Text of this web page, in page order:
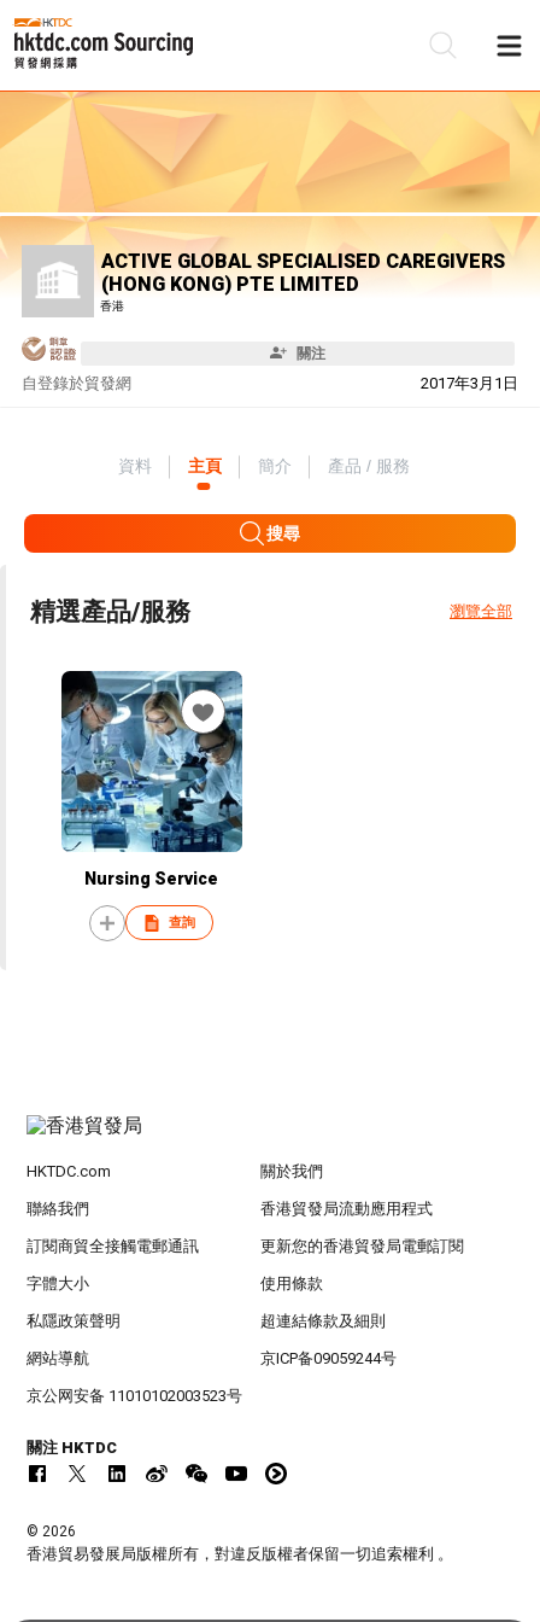
ACTIVE GLOBAL SPECIALISED CAREGIVERS
(HONG KONG) PTE LIMITED
香港
關注
自 2017年3月1日
登錄於貿發網
資料 主頁 簡介 產品 / 服務
搜尋
精選產品/服務 瀏覽全部
Nursing Service
查詢
HKTDC.com 關於我們
聯絡我們 香港貿發局流動應用程式
訂閱商貿全接觸電郵通訊 更新您的香港貿發局電郵訂閱
字體大小 使用條款
私隱政策聲明 超連結條款及細則
網站導航 京ICP备09059244号
京公网安备 11010102003523号
關注 HKTDC
© 2026
香港貿易發展局版權所有，對違反版權者保留一切追索權利 。